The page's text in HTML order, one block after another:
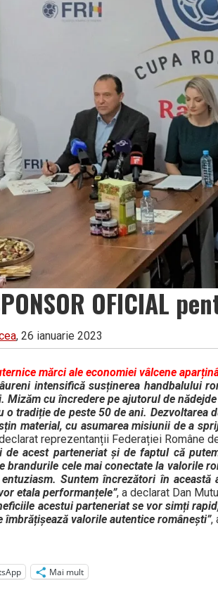
OFICIAL
, 26 ianuarie 2023
mărci ale economiei vâlcene
intensifică susținerea handbalului
Mizăm cu încredere pe ajutorul de
o tradiție de peste 50 de ani.
material, cu asumarea misiunii de a
reprezentanții Federației Române
de acest parteneriat și de faptul că
brandurile cele mai conectate la valorile
Suntem încrezători în
etala performanțele”, a declarat Dan
acestui parteneriat se vor simți
îmbrățișează valorile autentice românești”,
Mai mult